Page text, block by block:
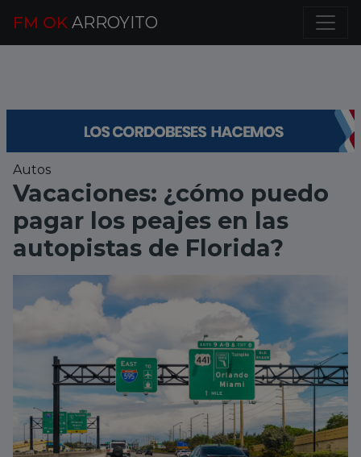
FM OK ARROYITO
Autos
Vacaciones: ¿cómo puedo
pagar los peajes en las
autopistas de Florida?